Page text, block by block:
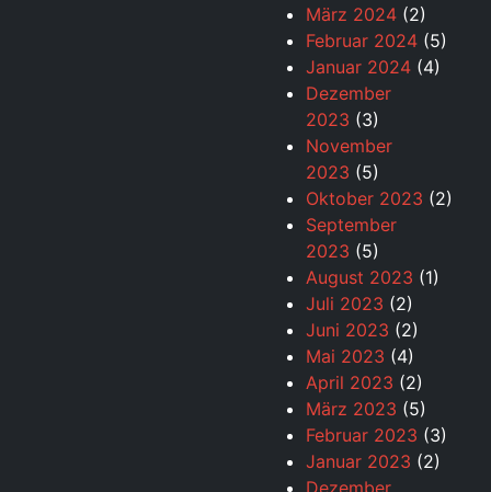
März 2024 (2)
Februar 2024 (5)
Januar 2024 (4)
Dezember
2023 (3)
November
2023 (5)
Oktober 2023 (2)
September
2023 (5)
August 2023 (1)
Juli 2023 (2)
Juni 2023 (2)
Mai 2023 (4)
April 2023 (2)
März 2023 (5)
Februar 2023 (3)
Januar 2023 (2)
Dezember